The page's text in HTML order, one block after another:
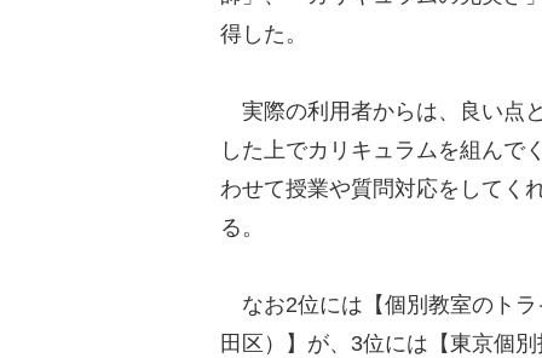
得した。
実際の利用者からは、良い点
した上でカリキュラムを組んで
わせて授業や質問対応をしてく
る。
なお2位には【個別教室のト
田区）】が、3位には【東京個